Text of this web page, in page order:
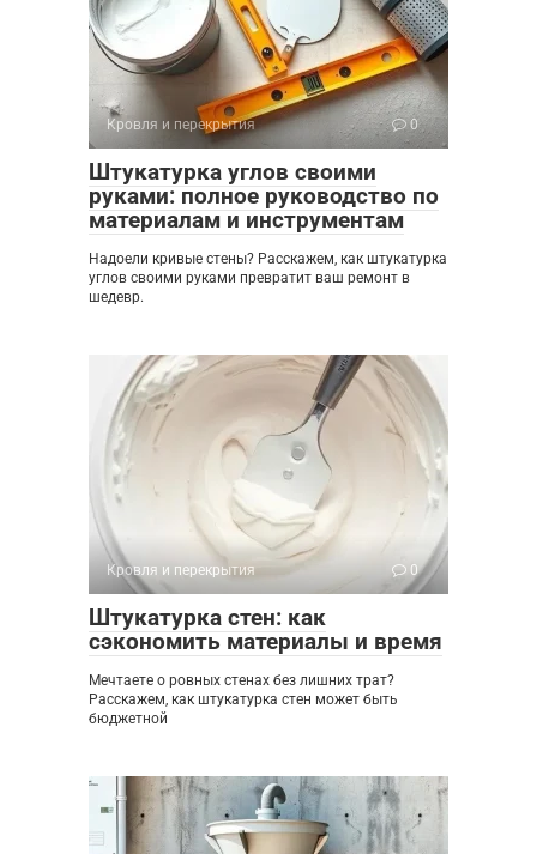
Кровля и перекрытия 0
Штукатурка углов своими
руками: полное руководство по
материалам и инструментам
Надоели кривые стены? Расскажем, как штукатурка
углов своими руками превратит ваш ремонт в
шедевр.
Кровля и перекрытия 0
Штукатурка стен: как
сэкономить материалы и время
Мечтаете о ровных стенах без лишних трат?
Расскажем, как штукатурка стен может быть
бюджетной